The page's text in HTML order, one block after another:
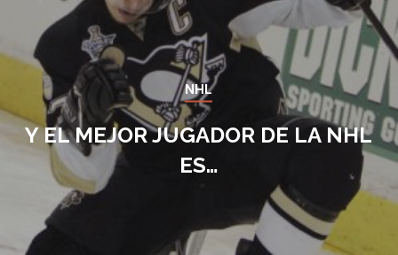
NHL
Y EL MEJOR JUGADOR DE LA NHL
ES…